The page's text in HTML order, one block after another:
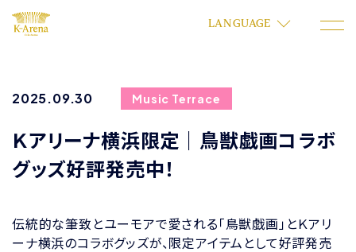
LANGUAGE
2025.09.30 Music Terrace
Ｋアリーナ横浜限定｜鳥獣戯画コラボ
グッズ好評発売中！
伝統的な筆致とユーモアで愛される「鳥獣戯画」とＫアリ
ーナ横浜のコラボグッズが、限定アイテムとして好評発売